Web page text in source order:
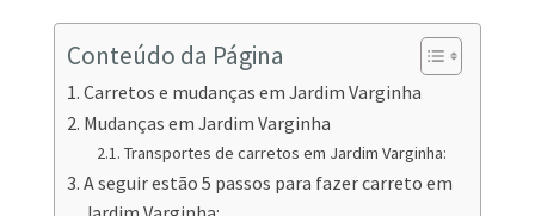
Conteúdo da Página
Carretos e mudanças em Jardim Varginha
Mudanças em Jardim Varginha
Transportes de carretos em Jardim Varginha:
A seguir estão 5 passos para fazer carreto em